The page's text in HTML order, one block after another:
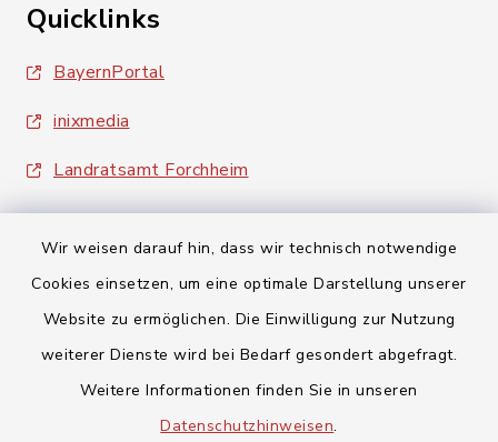
Wir weisen darauf hin, dass wir technisch notwendige
Cookies einsetzen, um eine optimale Darstellung unserer
Website zu ermöglichen. Die Einwilligung zur Nutzung
weiterer Dienste wird bei Bedarf gesondert abgefragt.
Weitere Informationen finden Sie in unseren
Datenschutzhinweisen.
Quicklinks
BayernPortal
inixmedia
Landratsamt Forchheim
Barrierefreiheit